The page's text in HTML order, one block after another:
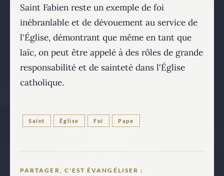
Saint Fabien reste un exemple de foi
inébranlable et de dévouement au service de
l'Église, démontrant que même en tant que
laïc, on peut être appelé à des rôles de grande
responsabilité et de sainteté dans l'Église
catholique.
Saint Église Foi Pape
PARTAGER, C'EST ÉVANGÉLISER :